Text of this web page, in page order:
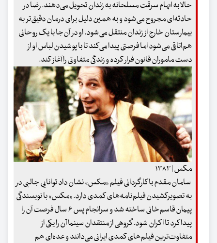
حالا به اتهام سرقت مسلحانه به زندان تحویل می‌دهند. رضا در
حادثه‌ای مجروح می‌شود و به همین دلیل برای درمان دقیق‌تر به
بیمارستان خارج از زندان منتقل می‌شود. او در آن‌جا با یک روحانی
هم‌اتاقی می‌شود اما فرصتی پیدا می‌کند تا با پوشیدن لباس او از
دست ماموران قانون فرار کرده و زندگی متفاوتی را آغاز کند.
مکس | ۱۳۸۳
سامان مقدم با کارگردانی فیلم «مکس» نشان داد توانایی جالبی در
به تصویرکشیدن فیلم‌نامه‌های کمدی دارد. «مکس» با نویسندگی
پیمان قاسم‌خانی ساخته شد و سرانجام پس ۶ سال فرصت آن را
پیدا کرد تا اکران شود. گروهی از منتقدان سینما آن را یکی از
متفاوت‌ترین فیلم‌های کمدی ایرانی می‌دانند و عده‌ای هم